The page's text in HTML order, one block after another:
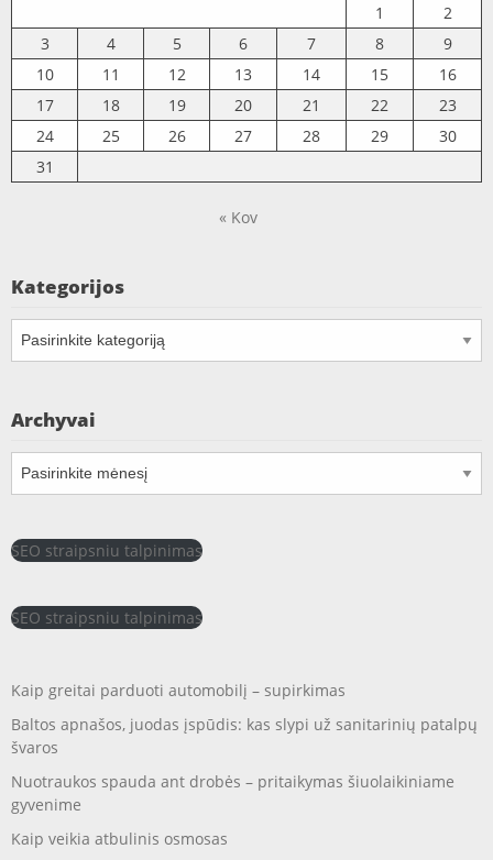
1
2
3
4 5 6 7 8
9
10
11 12 13 14 15
16
17
18 19 20 21 22
23
24
25 26 27 28 29
30
31
« Kov
Kategorijos
Archyvai
SEO straipsniu talpinimas
SEO straipsniu talpinimas
Kaip greitai parduoti automobilį – supirkimas
Baltos apnašos, juodas įspūdis: kas slypi už sanitarinių patalpų
švaros
Nuotraukos spauda ant drobės – pritaikymas šiuolaikiniame
gyvenime
Kaip veikia atbulinis osmosas